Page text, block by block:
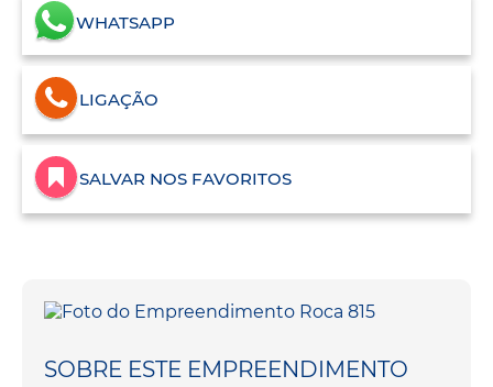
WHATSAPP
LIGAÇÃO
SALVAR NOS FAVORITOS
SOBRE ESTE EMPREENDIMENTO